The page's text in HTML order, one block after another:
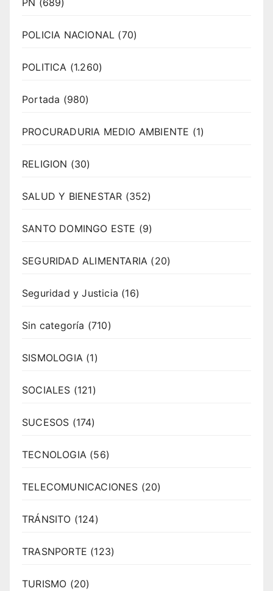
PN (689)
POLICIA NACIONAL (70)
POLITICA (1.260)
Portada (980)
PROCURADURIA MEDIO AMBIENTE (1)
RELIGION (30)
SALUD Y BIENESTAR (352)
SANTO DOMINGO ESTE (9)
SEGURIDAD ALIMENTARIA (20)
Seguridad y Justicia (16)
Sin categoría (710)
SISMOLOGIA (1)
SOCIALES (121)
SUCESOS (174)
TECNOLOGIA (56)
TELECOMUNICACIONES (20)
TRÁNSITO (124)
TRASNPORTE (123)
TURISMO (20)